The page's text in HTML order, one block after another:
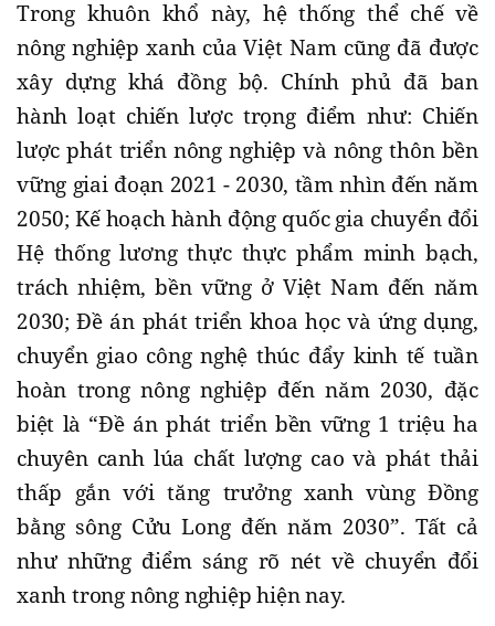
Trong khuôn khổ này, hệ thống thể chế về
nông nghiệp xanh của Việt Nam cũng đã được
xây dựng khá đồng bộ. Chính phủ đã ban
hành loạt chiến lược trọng điểm như: Chiến
lược phát triển nông nghiệp và nông thôn bền
vững giai đoạn 2021 - 2030, tầm nhìn đến năm
2050; Kế hoạch hành động quốc gia chuyển đổi
Hệ thống lương thực thực phẩm minh bạch,
trách nhiệm, bền vững ở Việt Nam đến năm
2030; Đề án phát triển khoa học và ứng dụng,
chuyển giao công nghệ thúc đẩy kinh tế tuần
hoàn trong nông nghiệp đến năm 2030, đặc
biệt là “Đề án phát triển bền vững 1 triệu ha
chuyên canh lúa chất lượng cao và phát thải
thấp gắn với tăng trưởng xanh vùng Đồng
bằng sông Cửu Long đến năm 2030”. Tất cả
như những điểm sáng rõ nét về chuyển đổi
xanh trong nông nghiệp hiện nay.